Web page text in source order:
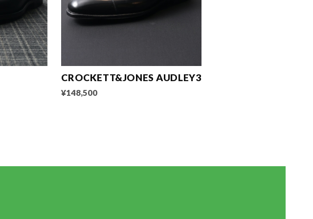
CROCKETT&JONES AUDLEY3
¥148,500